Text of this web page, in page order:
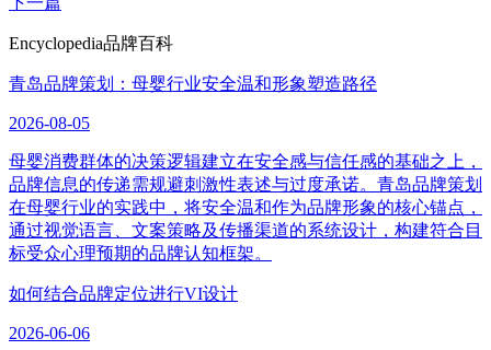
Encyclopedia品牌百科
青岛品牌策划：母婴行业安全温和形象塑造路径
2026-08-05
母婴消费群体的决策逻辑建立在安全感与信任感的基础之上，
品牌信息的传递需规避刺激性表述与过度承诺。青岛品牌策划
在母婴行业的实践中，将安全温和作为品牌形象的核心锚点，
通过视觉语言、文案策略及传播渠道的系统设计，构建符合目
标受众心理预期的品牌认知框架。
如何结合品牌定位进行VI设计
2026-06-06